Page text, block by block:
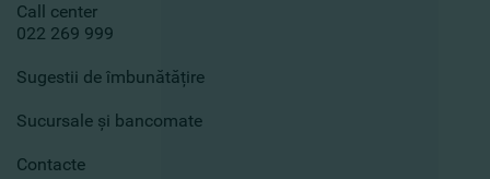
Call center
022 269 999
Sugestii de îmbunătățire
Sucursale și bancomate
Contacte